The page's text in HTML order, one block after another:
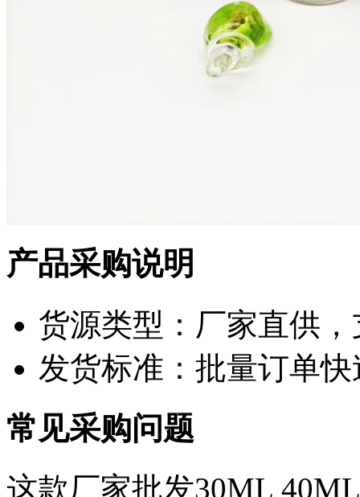
产品采购说明
货源类型：厂家直供
发货标准：批量订单
常见采购问题
这款厂家批发30ML